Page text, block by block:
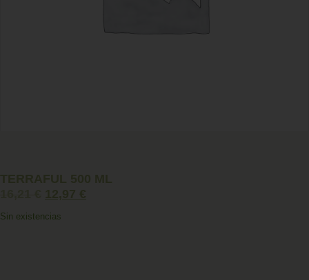
TERRAFUL 500 ML
12,97 €
Sin existencias